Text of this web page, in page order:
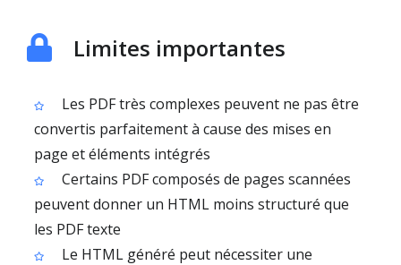
Limites importantes
Les PDF très complexes peuvent ne pas être
convertis parfaitement à cause des mises en
page et éléments intégrés
Certains PDF composés de pages scannées
peuvent donner un HTML moins structuré que
les PDF texte
Le HTML généré peut nécessiter une